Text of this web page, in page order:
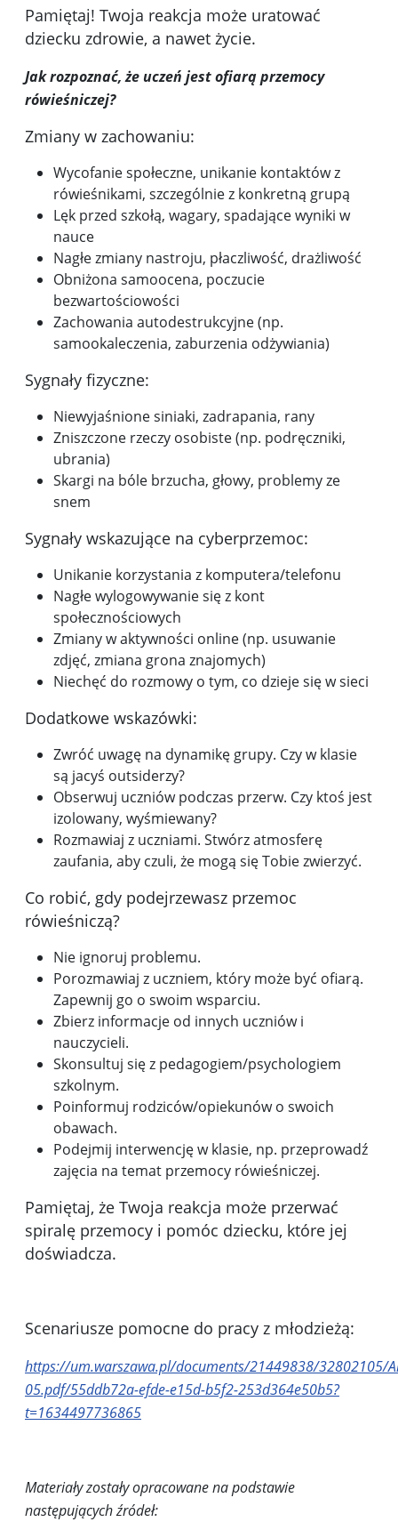
Pamiętaj! Twoja reakcja może uratować
dziecku zdrowie, a nawet życie.
Jak rozpoznać, że uczeń jest ofiarą przemocy
rówieśniczej?
Zmiany w zachowaniu:
Wycofanie społeczne, unikanie kontaktów z
rówieśnikami, szczególnie z konkretną grupą
Lęk przed szkołą, wagary, spadające wyniki w
nauce
Nagłe zmiany nastroju, płaczliwość, drażliwość
Obniżona samoocena, poczucie
bezwartościowości
Zachowania autodestrukcyjne (np.
samookaleczenia, zaburzenia odżywiania)
Sygnały fizyczne:
Niewyjaśnione siniaki, zadrapania, rany
Zniszczone rzeczy osobiste (np. podręczniki,
ubrania)
Skargi na bóle brzucha, głowy, problemy ze
snem
Sygnały wskazujące na cyberprzemoc:
Unikanie korzystania z komputera/telefonu
Nagłe wylogowywanie się z kont
społecznościowych
Zmiany w aktywności online (np. usuwanie
zdjęć, zmiana grona znajomych)
Niechęć do rozmowy o tym, co dzieje się w sieci
Dodatkowe wskazówki:
Zwróć uwagę na dynamikę grupy. Czy w klasie
są jacyś outsiderzy?
Obserwuj uczniów podczas przerw. Czy ktoś jest
izolowany, wyśmiewany?
Rozmawiaj z uczniami. Stwórz atmosferę
zaufania, aby czuli, że mogą się Tobie zwierzyć.
Co robić, gdy podejrzewasz przemoc
rówieśniczą?
Nie ignoruj problemu.
Porozmawiaj z uczniem, który może być ofiarą.
Zapewnij go o swoim wsparciu.
Zbierz informacje od innych uczniów i
nauczycieli.
Skonsultuj się z pedagogiem/psychologiem
szkolnym.
Poinformuj rodziców/opiekunów o swoich
obawach.
Podejmij interwencję w klasie, np. przeprowadź
zajęcia na temat przemocy rówieśniczej.
Pamiętaj, że Twoja reakcja może przerwać
spiralę przemocy i pomóc dziecku, które jej
doświadcza.
Scenariusze pomocne do pracy z młodzieżą:
https://um.warszawa.pl/documents/21449838/32802105/
05.pdf/55ddb72a-efde-e15d-b5f2-253d364e50b5?
t=1634497736865
Materiały zostały opracowane na podstawie
następujących źródeł: